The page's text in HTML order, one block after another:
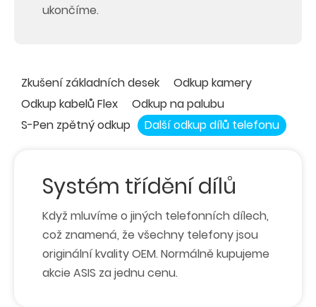
ukončíme.
Zkušení základních desek
Odkup kamery
Odkup kabelů Flex
Odkup na palubu
S-Pen zpětný odkup
Další odkup dílů telefonu
Systém třídění dílů
Když mluvíme o jiných telefonních dílech,
což znamená, že všechny telefony jsou
originální kvality OEM. Normálně kupujeme
akcie ASIS za jednu cenu.